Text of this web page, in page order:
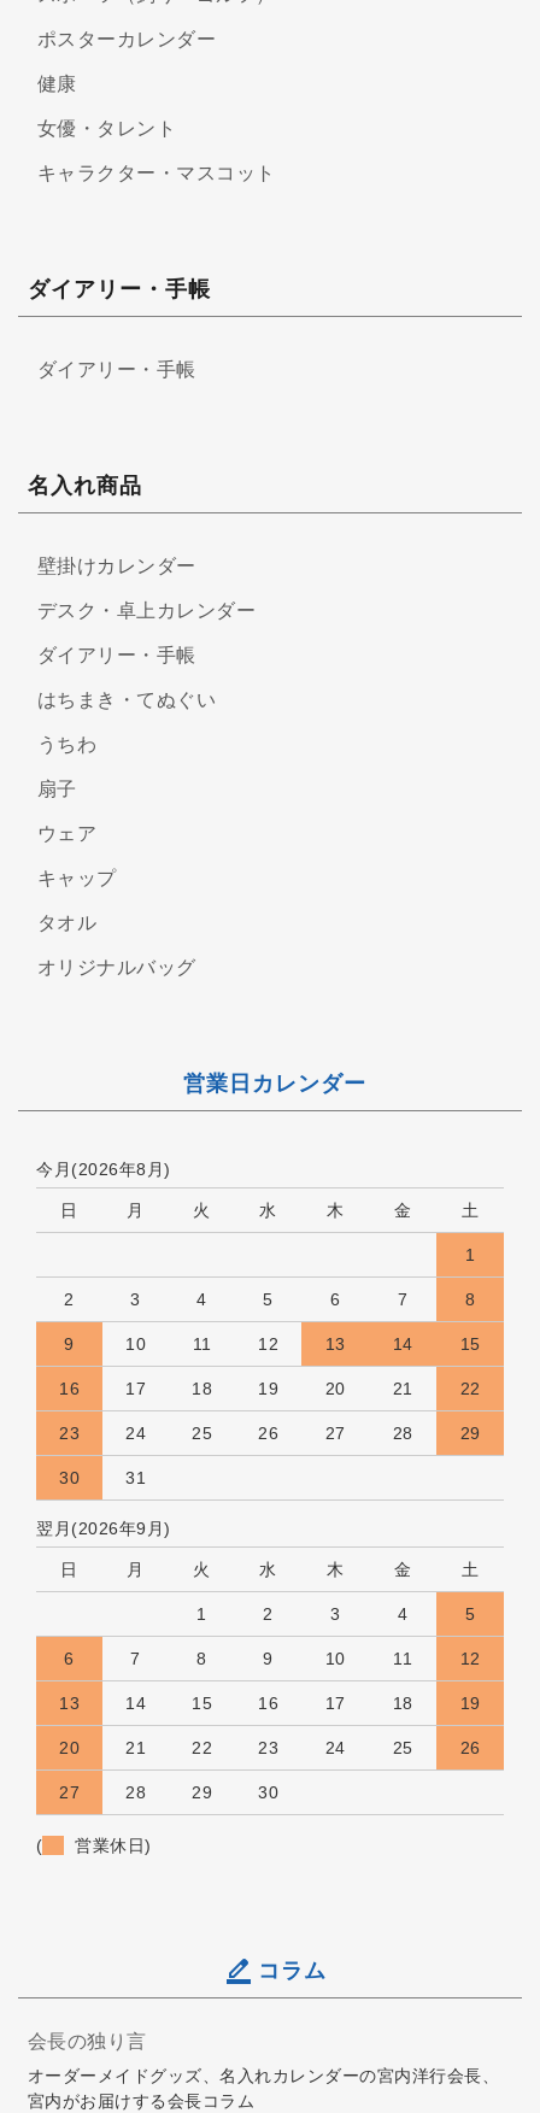
ポスターカレンダー
健康
女優・タレント
キャラクター・マスコット
ダイアリー・手帳
ダイアリー・手帳
名入れ商品
壁掛けカレンダー
デスク・卓上カレンダー
ダイアリー・手帳
はちまき・てぬぐい
うちわ
扇子
ウェア
キャップ
タオル
オリジナルバッグ
営業日カレンダー
今月(2026年8月)
日 月 火 水 木 金 土
1
2 3 4 5 6 7 8
9 10 11 12 13 14 15
16 17 18 19 20 21 22
23 24 25 26 27 28 29
30 31
翌月(2026年9月)
日 月 火 水 木 金 土
1 2 3 4 5
6 7 8 9 10 11 12
13 14 15 16 17 18 19
20 21 22 23 24 25 26
27 28 29 30
( 営業休日)
コラム
会長の独り言
オーダーメイドグッズ、名入れカレンダーの宮内洋行会長、
宮内がお届けする会長コラム